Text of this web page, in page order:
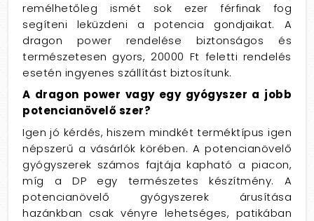
remélhetőleg ismét sok ezer férfinak fog
segíteni leküzdeni a potencia gondjaikat. A
dragon power rendelése biztonságos és
természetesen gyors, 20000 Ft feletti rendelés
esetén ingyenes szállítást biztosítunk.
A dragon power vagy egy gyógyszer a jobb
potencianövelő szer?
Igen jó kérdés, hiszem mindkét terméktípus igen
népszerű a vásárlók körében. A potencianövelő
gyógyszerek számos fajtája kapható a piacon,
míg a DP egy természetes készítmény. A
potencianövelő gyógyszerek árusítása
hazánkban csak vényre lehetséges, patikában